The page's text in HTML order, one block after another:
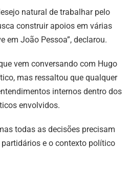
natural de trabalhar pelo
construir apoios em várias
em João Pessoa”, declarou.
vem conversando com Hugo
mas ressaltou que qualquer
internos dentro dos
envolvidos.
todas as decisões precisam
e o contexto político